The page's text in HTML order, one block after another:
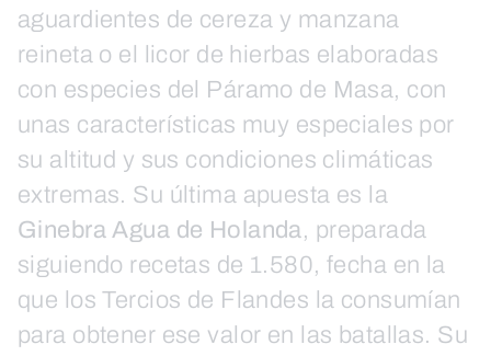
aguardientes de cereza y manzana
reineta o el licor de hierbas elaboradas
con especies del Páramo de Masa, con
unas características muy especiales por
su altitud y sus condiciones climáticas
extremas. Su última apuesta es la
Ginebra Agua de Holanda, preparada
siguiendo recetas de 1.580, fecha en la
que los Tercios de Flandes la consumían
para obtener ese valor en las batallas. Su